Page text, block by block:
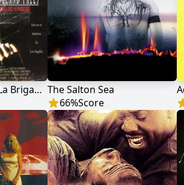
Mulholland Falls (La Brigada del Sombrero) The Salton Sea
66%Score